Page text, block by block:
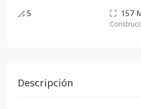
5 157
Descripción